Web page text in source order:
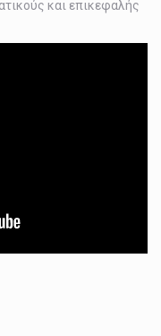
Η μεγαλύτερη έκθεση αυτοκινήτου στην Βόρειο Ελλάδα ανοίγει τις πύλες της και πάλι στις αρχές…
Η μεγαλύτερη έκθεση αυτοκινήτου στην Βόρειο Ελλάδα ανοίγει τις πύλες της και πάλι στις αρχές…
και επικεφαλής